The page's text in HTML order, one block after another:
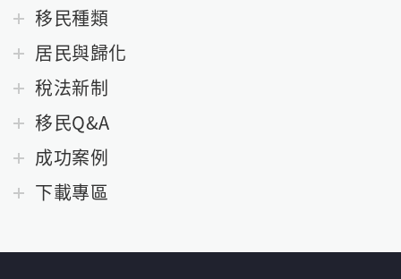
移民種類
居民與歸化
稅法新制
移民Q&A
成功案例
下載專區